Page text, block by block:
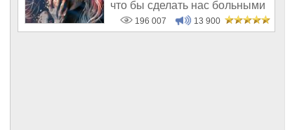
что бы сделать нас больными
и бесплодным
196 007 13 900